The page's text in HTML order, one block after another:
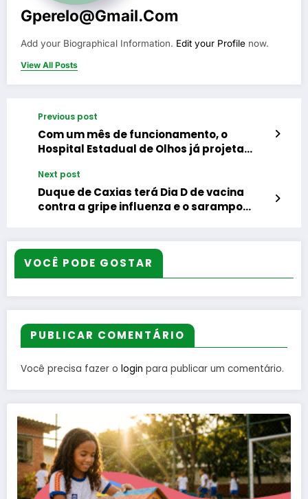
Gperelo@gmail.com
Add your Biographical Information. Edit your Profile now.
View All Posts
Previous post
Com um mês de funcionamento, o
Hospital Estadual de Olhos já projeta
Next post
Duque de Caxias terá Dia D de vacina
contra a gripe influenza e o sarampo
VOCÊ PODE GOSTAR
PUBLICAR COMENTÁRIO
Você precisa fazer o login para publicar um comentário.